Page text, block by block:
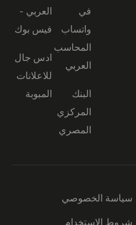
في
واتساب
المحاسب
العربي
البنك
المركزي
المصري
العربي -
فيس بوك
ادس جال
للاعلانات
المبوبة
سياسة الخصوصي
شروط الاستخدام